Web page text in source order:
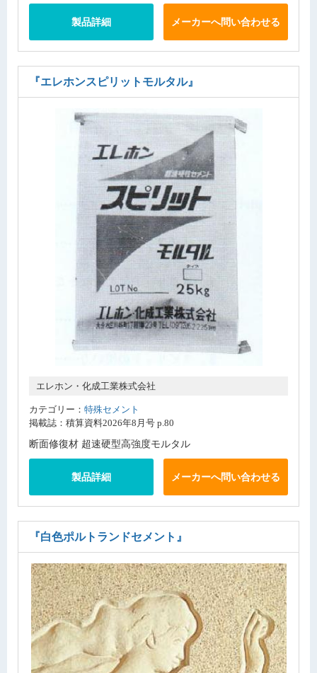
製品詳細 メーカーへ問い合わせる
『エレホンスピリットモルタル』
エレホン・化成工業株式会社
カテゴリー： 特殊セメント
掲載誌：積算資料2026年8月号 p.80
断面修復材 超速硬型高強度モルタル
製品詳細 メーカーへ問い合わせる
『白色ポルトランドセメント』